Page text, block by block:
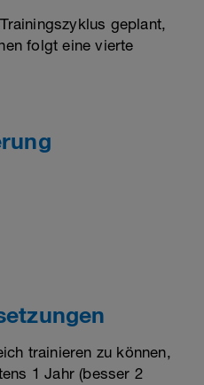
geplant,
folgt eine vierte
trainieren zu können,
1 Jahr (besser 2